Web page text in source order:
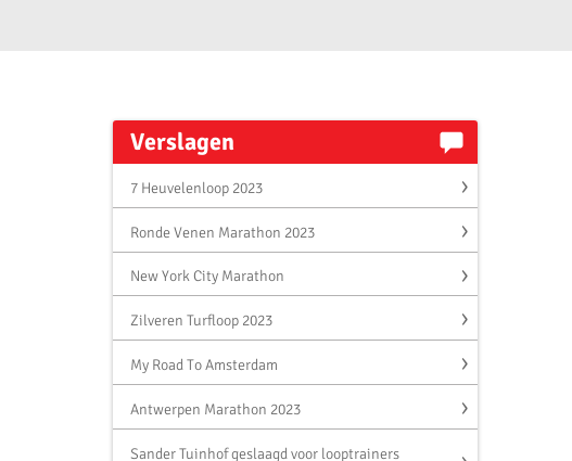
Verslagen
7 Heuvelenloop 2023
Ronde Venen Marathon 2023
New York City Marathon
Zilveren Turfloop 2023
My Road To Amsterdam
Antwerpen Marathon 2023
Sander Tuinhof geslaagd voor looptrainers